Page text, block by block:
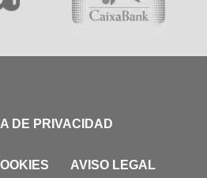
DE PRIVACIDAD
AVISO LEGAL